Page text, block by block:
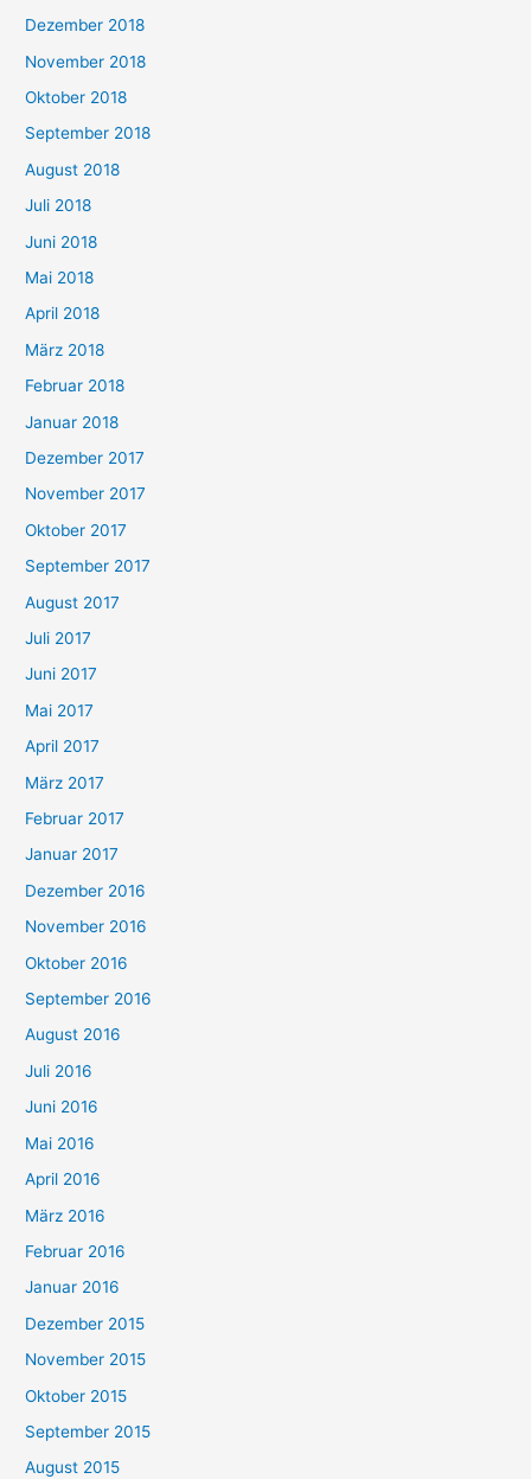
Dezember 2018
November 2018
Oktober 2018
September 2018
August 2018
Juli 2018
Juni 2018
Mai 2018
April 2018
März 2018
Februar 2018
Januar 2018
Dezember 2017
November 2017
Oktober 2017
September 2017
August 2017
Juli 2017
Juni 2017
Mai 2017
April 2017
März 2017
Februar 2017
Januar 2017
Dezember 2016
November 2016
Oktober 2016
September 2016
August 2016
Juli 2016
Juni 2016
Mai 2016
April 2016
März 2016
Februar 2016
Januar 2016
Dezember 2015
November 2015
Oktober 2015
September 2015
August 2015